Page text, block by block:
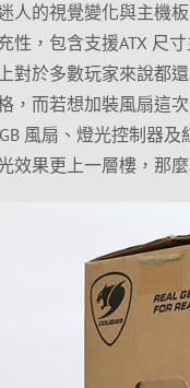
人的視覺變化與主機
性，包含支援ATX 尺
對於多數玩家來說都
，而若想加裝風扇這次
風扇、燈光控制器
效果更上一層樓，那